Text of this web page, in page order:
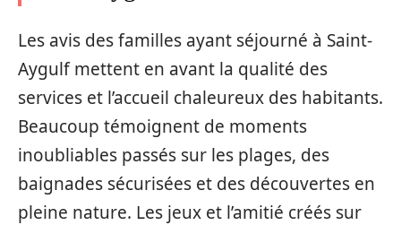
Les avis des familles ayant séjourné à Saint-
Aygulf mettent en avant la qualité des
services et l’accueil chaleureux des habitants.
Beaucoup témoignent de moments
inoubliables passés sur les plages, des
baignades sécurisées et des découvertes en
pleine nature. Les jeux et l’amitié créés sur